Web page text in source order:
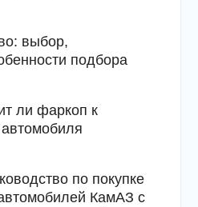
выбор,
подбора
ли фаркоп к
по покупке
КамАЗ с